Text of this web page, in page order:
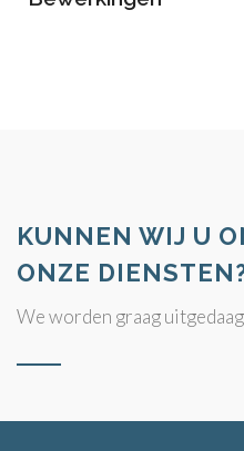
KUNNEN WIJ U
ONZE
We worden graag